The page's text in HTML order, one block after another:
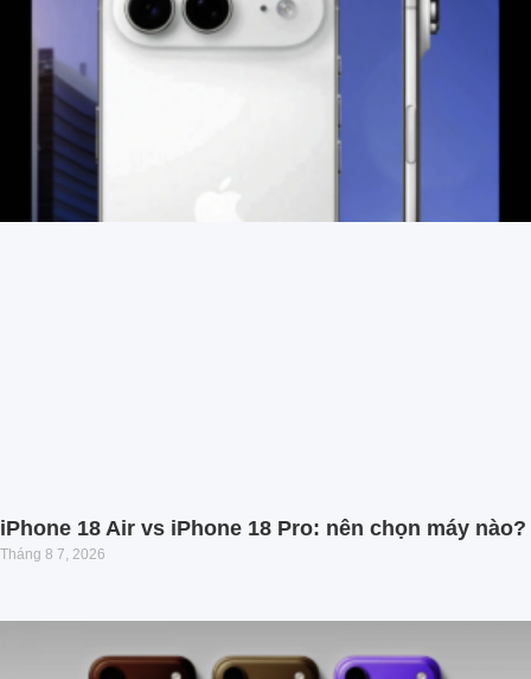
iPhone 18 Air vs iPhone 18 Pro: nên chọn máy nào?
Tháng 8 7, 2026